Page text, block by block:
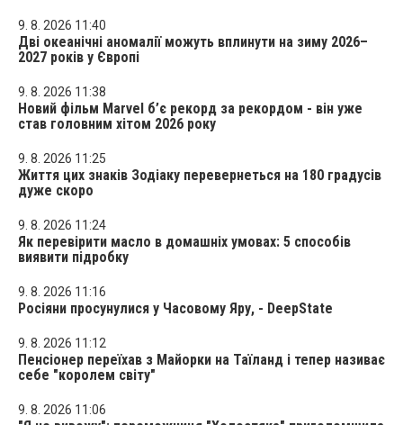
9. 8. 2026 11:40
Дві океанічні аномалії можуть вплинути на зиму 2026–
2027 років у Європі
9. 8. 2026 11:38
Новий фільм Marvel б’є рекорд за рекордом - він уже
став головним хітом 2026 року
9. 8. 2026 11:25
Життя цих знаків Зодіаку перевернеться на 180 градусів
дуже скоро
9. 8. 2026 11:24
Як перевірити масло в домашніх умовах: 5 способів
виявити підробку
9. 8. 2026 11:16
Росіяни просунулися у Часовому Яру, - DeepState
9. 8. 2026 11:12
Пенсіонер переїхав з Майорки на Таїланд і тепер називає
себе "королем світу"
9. 8. 2026 11:06